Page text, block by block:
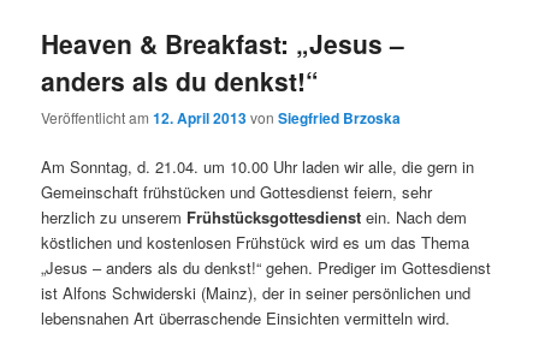
Heaven & Breakfast: „Jesus –
anders als du denkst!“
Veröffentlicht am12. April 2013vonSiegfried Brzoska
Am Sonntag, d. 21.04. um 10.00 Uhr laden wir alle, die gern in
Gemeinschaft frühstücken und Gottesdienst feiern, sehr
herzlich zu unserem Frühstücksgottesdienst ein. Nach dem
köstlichen und kostenlosen Frühstück wird es um das Thema
„Jesus – anders als du denkst!“ gehen. Prediger im Gottesdienst
ist Alfons Schwiderski (Mainz), der in seiner persönlichen und
lebensnahen Art überraschende Einsichten vermitteln wird.